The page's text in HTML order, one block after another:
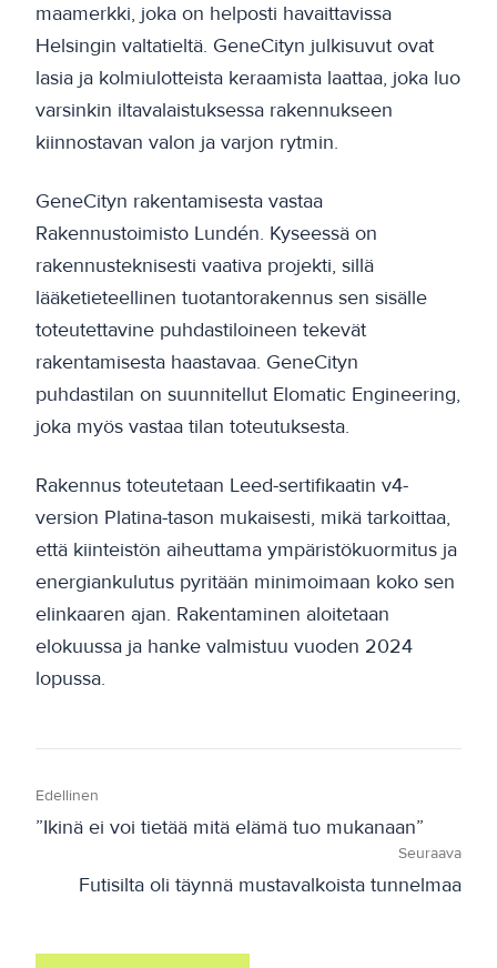
maamerkki, joka on helposti havaittavissa
Helsingin valtatieltä. GeneCityn julkisuvut ovat
lasia ja kolmiulotteista keraamista laattaa, joka luo
varsinkin iltavalaistuksessa rakennukseen
kiinnostavan valon ja varjon rytmin.
GeneCityn rakentamisesta vastaa
Rakennustoimisto Lundén. Kyseessä on
rakennusteknisesti vaativa projekti, sillä
lääketieteellinen tuotantorakennus sen sisälle
toteutettavine puhdastiloineen tekevät
rakentamisesta haastavaa. GeneCityn
puhdastilan on suunnitellut Elomatic Engineering,
joka myös vastaa tilan toteutuksesta.
Rakennus toteutetaan Leed-sertifikaatin v4-
version Platina-tason mukaisesti, mikä tarkoittaa,
että kiinteistön aiheuttama ympäristökuormitus ja
energiankulutus pyritään minimoimaan koko sen
elinkaaren ajan. Rakentaminen aloitetaan
elokuussa ja hanke valmistuu vuoden 2024
lopussa.
Edellinen
”Ikinä ei voi tietää mitä elämä tuo mukanaan”
Seuraava
Futisilta oli täynnä mustavalkoista tunnelmaa